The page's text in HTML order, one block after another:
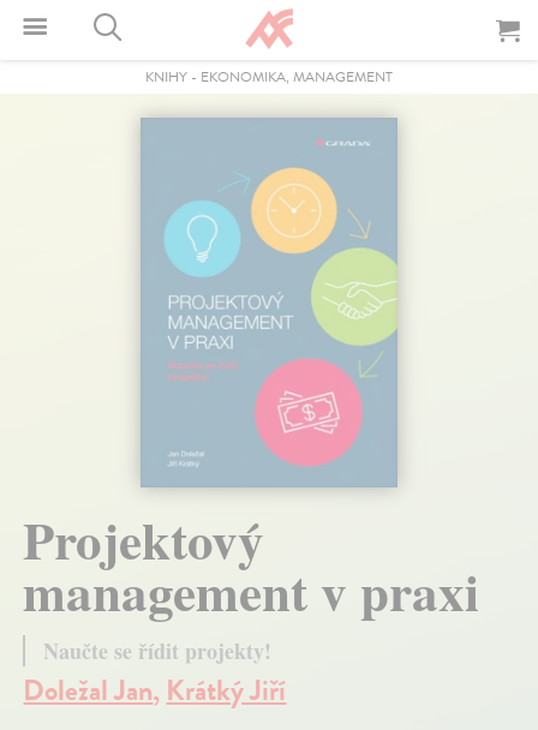
KNIHY - EKONOMIKA, MANAGEMENT
Projektový
management v praxi
Naučte se řídit projekty!
Doležal Jan, Krátký Jiří